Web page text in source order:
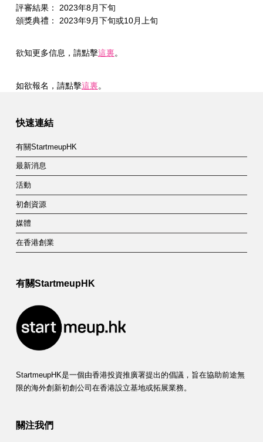
評審結果： 2023年8月下旬
頒獎典禮： 2023年9月下旬或10月上旬
欲知更多信息，請點擊這裏。
如欲報名，請點擊這裏。
快速連結
有關StartmeupHK
最新消息
活動
初創資源
媒體
在香港創業
有關StartmeupHK
StartmeupHK是一個由香港投資推廣署提出的倡議，旨在協助前途無
限的海外創新初創公司在香港設立基地或拓展業務。
關注我們